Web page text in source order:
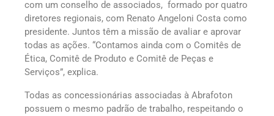
com um conselho de associados, formado por quatro
diretores regionais, com Renato Angeloni Costa como
presidente. Juntos têm a missão de avaliar e aprovar
todas as ações. “Contamos ainda com o Comitês de
Ética, Comitê de Produto e Comitê de Peças e
Serviços”, explica.
Todas as concessionárias associadas à Abrafoton
possuem o mesmo padrão de trabalho, respeitando o